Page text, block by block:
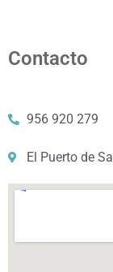
Contacto
956 920 279
El Puerto de